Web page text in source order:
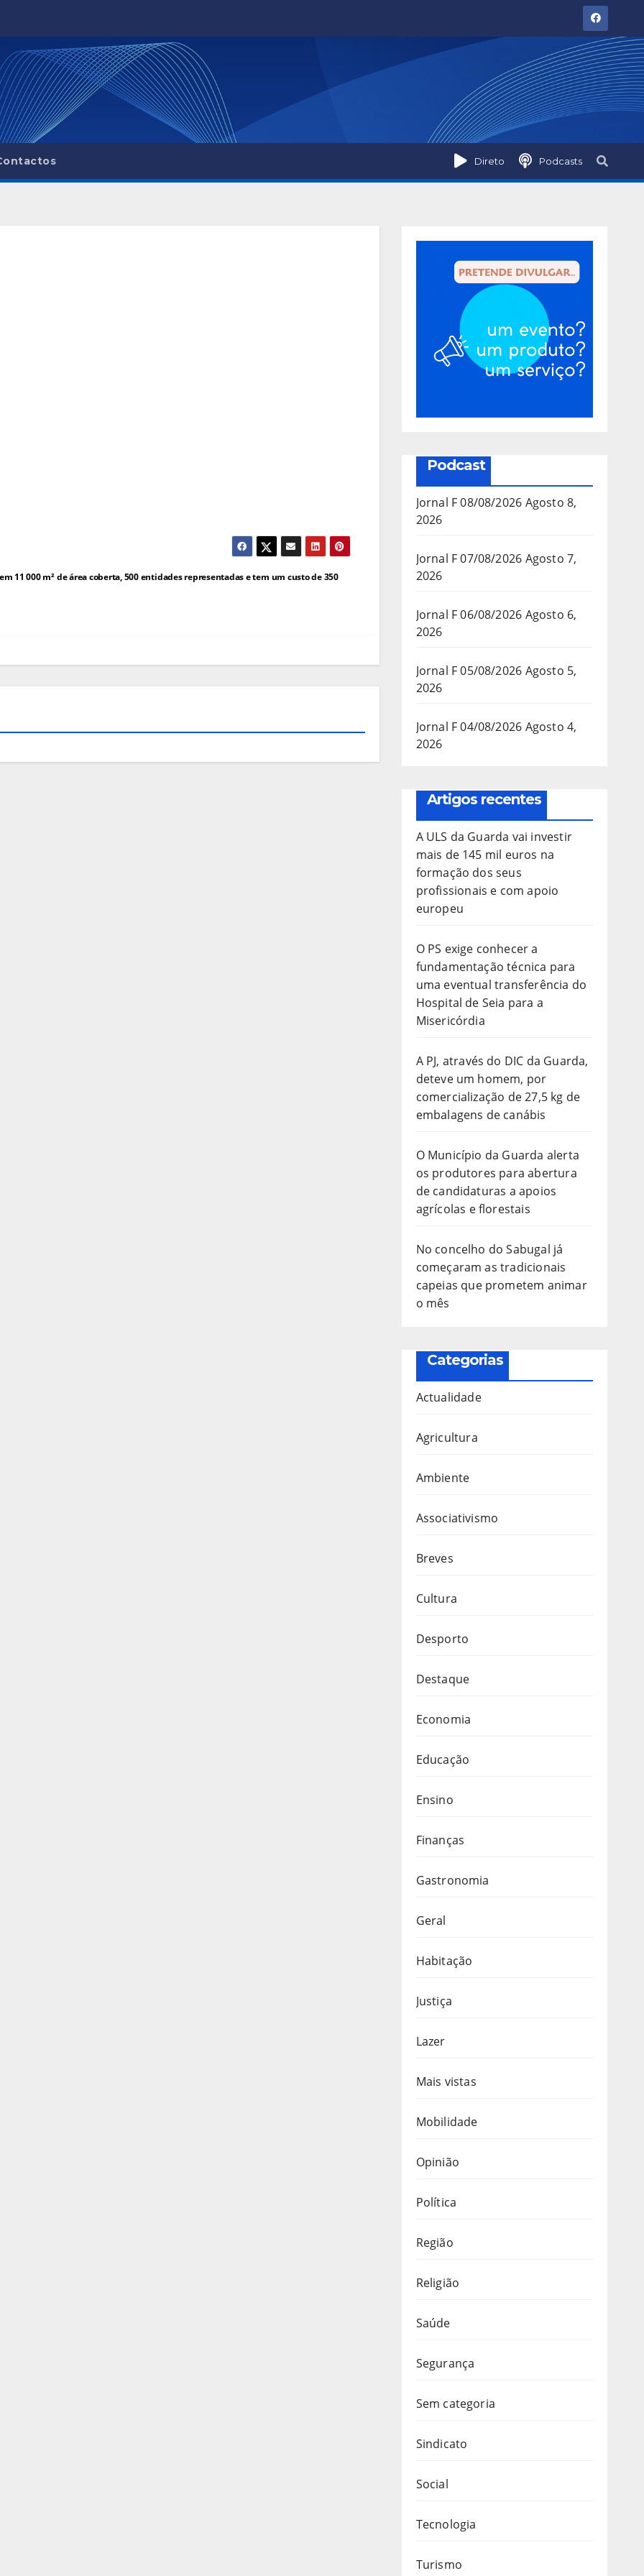
Direto Podcasts
11 000 m² de área coberta, 500 entidades representadas e tem um custo de 350
Podcast
Jornal F 08/08/2026 Agosto 8,
2026
Jornal F 07/08/2026 Agosto 7,
2026
Jornal F 06/08/2026 Agosto 6,
2026
Jornal F 05/08/2026 Agosto 5,
2026
Jornal F 04/08/2026 Agosto 4,
2026
Artigos recentes
A ULS da Guarda vai investir
mais de 145 mil euros na
formação dos seus
profissionais e com apoio
europeu
O PS exige conhecer a
fundamentação técnica para
uma eventual transferência do
Hospital de Seia para a
Misericórdia
A PJ, através do DIC da Guarda,
deteve um homem, por
comercialização de 27,5 kg de
embalagens de canábis
O Município da Guarda alerta
os produtores para abertura
de candidaturas a apoios
agrícolas e florestais
No concelho do Sabugal já
começaram as tradicionais
capeias que prometem animar
o mês
Categorias
Actualidade
Agricultura
Ambiente
Associativismo
Breves
Cultura
Desporto
Destaque
Economia
Educação
Ensino
Finanças
Gastronomia
Geral
Habitação
Justiça
Lazer
Mais vistas
Mobilidade
Opinião
Política
Região
Religião
Saúde
Segurança
Sem categoria
Sindicato
Social
Tecnologia
Turismo